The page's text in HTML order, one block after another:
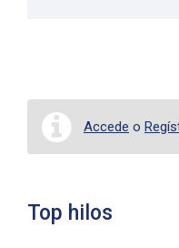
Accede o
Top hilos